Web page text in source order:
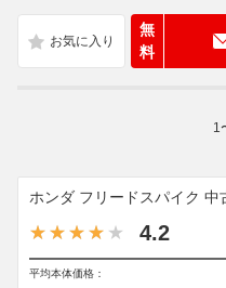
無
料
1
ホンダ フリードスパイク 中
4.2
平均本体価格：